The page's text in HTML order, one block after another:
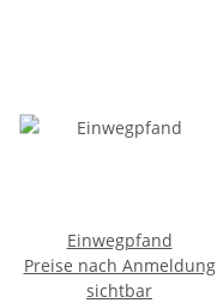
Einwegpfand
Preise nach Anmeldung
sichtbar